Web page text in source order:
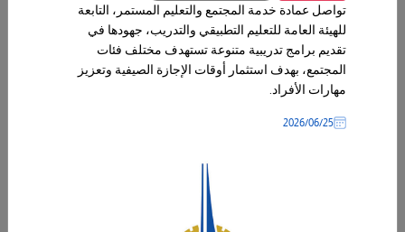
التطبيقي» تعلن خطة القبول للعام الدراسي 2026/2027
لخريجي الثانوية العامة وما يعادلها
أعلنت الهيئة العامة للتعليم التطبيقي والتدريب عن خطة القبول
التدريبية، والمخصصة لخريجي الثانوية العامة وما يعادلها.
تواصل عمادة خدمة المجتمع والتعليم المستمر، التابعة
للهيئة العامة للتعليم التطبيقي والتدريب، جهودها في
تقديم برامج تدريبية متنوعة تستهدف مختلف فئات
المجتمع، بهدف استثمار أوقات الإجازة الصيفية وتعزيز
مهارات الأفراد.
25‏/06‏/2026